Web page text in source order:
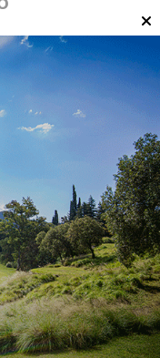
36 bases
combatir